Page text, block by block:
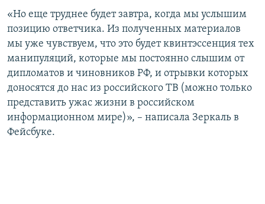
«Но еще труднее будет завтра, когда мы услышим
позицию ответчика. Из полученных материалов
мы уже чувствуем, что это будет квинтэссенция тех
манипуляций, которые мы постоянно слышим от
дипломатов и чиновников РФ, и отрывки которых
доносятся до нас из российского ТВ (можно только
представить ужас жизни в российском
информационном мире)», – написала Зеркаль в
Фейсбуке.